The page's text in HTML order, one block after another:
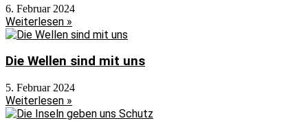
6. Februar 2024
Weiterlesen »
Die Wellen sind mit uns
5. Februar 2024
Weiterlesen »